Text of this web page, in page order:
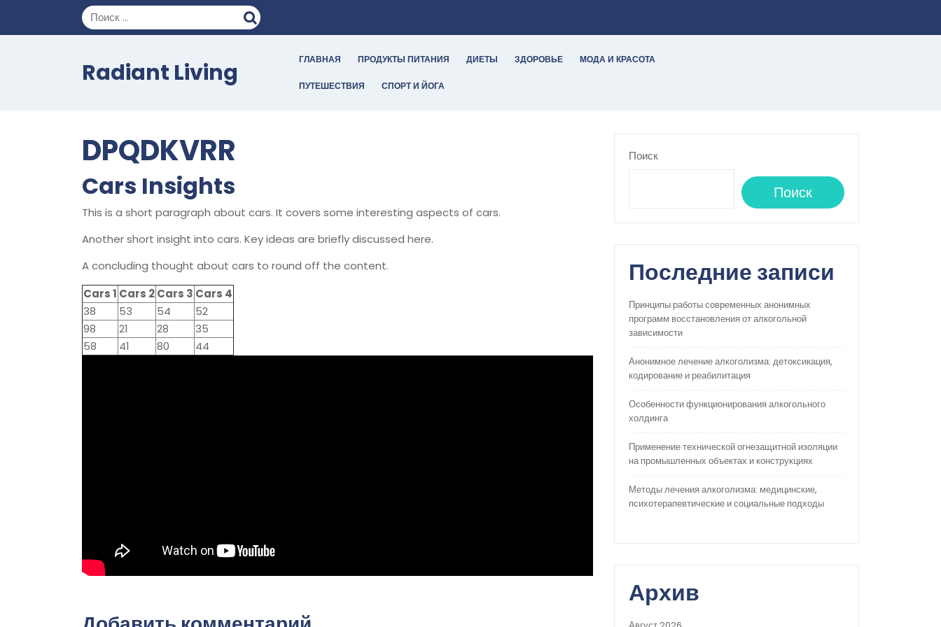
содержимому
Radiant Living ГЛАВНАЯ ПРОДУКТЫ ПИТАНИЯ ДИЕТЫ ЗДОРОВЬЕ МОДА И КРАСОТА
ПУТЕШЕСТВИЯ СПОРТ И ЙОГА
DPQDKVRR
Cars Insights
This is a short paragraph about cars. It covers some interesting aspects of cars.
Another short insight into cars. Key ideas are briefly discussed here.
A concluding thought about cars to round off the content.
Cars 1 Cars 2Cars 3 Cars 4
38
53 54
52
98
21 28
35
58
41 80 44
Поиск
Поиск
Последние записи
Принципы работы современных анонимных
программ восстановления от алкогольной
зависимости
Анонимное лечение алкоголизма: детоксикация,
кодирование и реабилитация
Особенности функционирования алкогольного
холдинга
Применение технической огнезащитной изоляции
на промышленных объектах и конструкциях
Методы лечения алкоголизма: медицинские,
психотерапевтические и социальные подходы
Архив